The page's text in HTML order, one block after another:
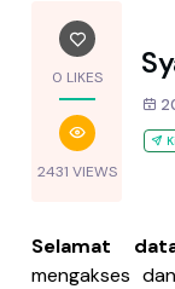
0 LIKES
2431 VIEWS
Selamat
mengakses